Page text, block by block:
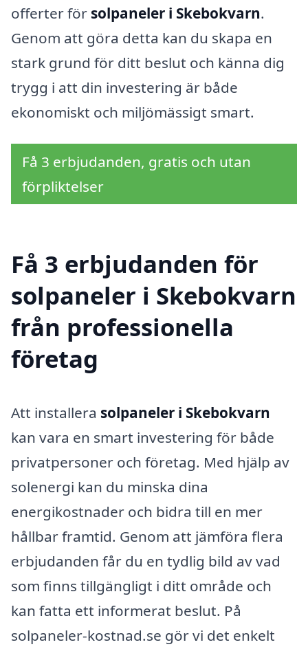
offerter för solpaneler i Skebokvarn.
Genom att göra detta kan du skapa en
stark grund för ditt beslut och känna dig
trygg i att din investering är både
ekonomiskt och miljömässigt smart.
Få 3 erbjudanden, gratis och utan
förpliktelser
Få 3 erbjudanden för
solpaneler i Skebokvarn
från professionella
företag
Att installera solpaneler i Skebokvarn
kan vara en smart investering för både
privatpersoner och företag. Med hjälp av
solenergi kan du minska dina
energikostnader och bidra till en mer
hållbar framtid. Genom att jämföra flera
erbjudanden får du en tydlig bild av vad
som finns tillgängligt i ditt område och
kan fatta ett informerat beslut. På
solpaneler-kostnad.se gör vi det enkelt